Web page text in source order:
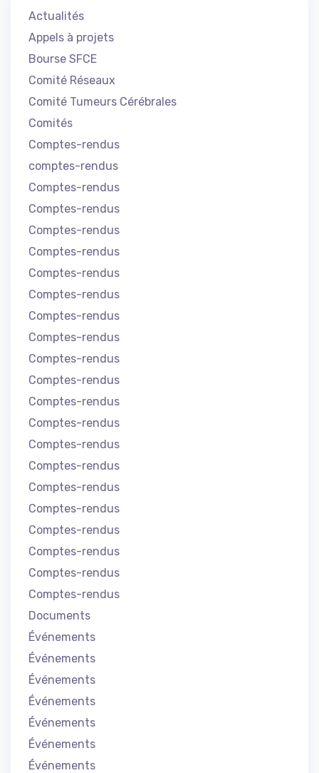
Actualités
Appels à projets
Bourse SFCE
Comité Réseaux
Comité Tumeurs Cérébrales
Comités
Comptes-rendus
comptes-rendus
Comptes-rendus
Comptes-rendus
Comptes-rendus
Comptes-rendus
Comptes-rendus
Comptes-rendus
Comptes-rendus
Comptes-rendus
Comptes-rendus
Comptes-rendus
Comptes-rendus
Comptes-rendus
Comptes-rendus
Comptes-rendus
Comptes-rendus
Comptes-rendus
Comptes-rendus
Comptes-rendus
Comptes-rendus
Comptes-rendus
Documents
Événements
Événements
Événements
Événements
Événements
Événements
Événements